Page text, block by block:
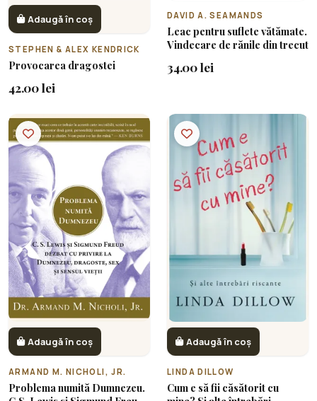
Adaugă în coș
STEPHEN & ALEX KENDRICK
Provocarea dragostei
42.00 lei
DAVID A. SEAMANDS
Leac pentru suflete vătămate.
Vindecare de rănile din trecut
34.00 lei
Adaugă în coș
ARMAND M. NICHOLI, JR.
Problema numită Dumnezeu.
Adaugă în coș
LINDA DILLOW
Cum e să fii căsătorit cu